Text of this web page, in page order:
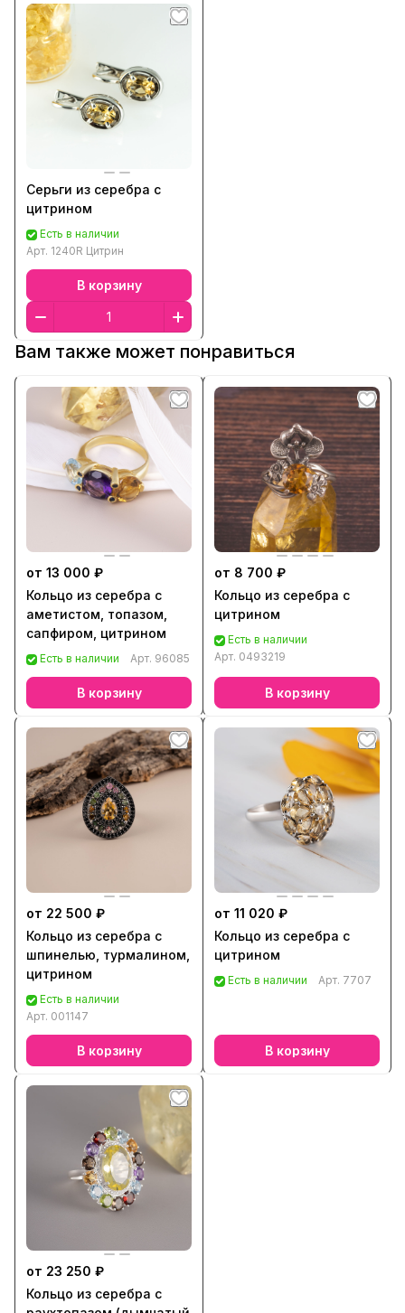
Серьги из серебра с
цитрином
Есть в наличии
Арт. 1240R Цитрин
В корзину
Вам также может понравиться
от 13 000 ₽
Кольцо из серебра с
аметистом, топазом,
сапфиром, цитрином
Есть в наличии Арт. 96085
В корзину
от 8 700 ₽
Кольцо из серебра с
цитрином
Есть в наличии
Арт. 0493219
В корзину
от 22 500 ₽
Кольцо из серебра с
шпинелью, турмалином,
цитрином
Есть в наличии
Арт. 001147
В корзину
от 11 020 ₽
Кольцо из серебра с
цитрином
Есть в наличии Арт. 7707
В корзину
от 23 250 ₽
Кольцо из серебра с